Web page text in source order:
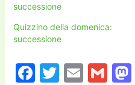
successione
Quizzino della domenica:
successione
F
T
E
G